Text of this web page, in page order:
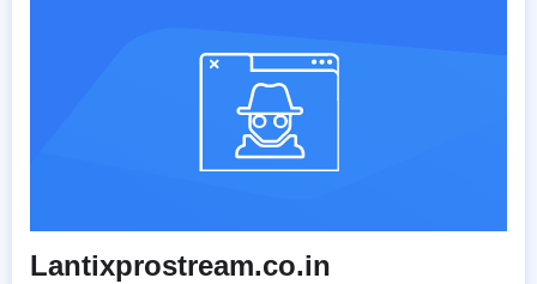
Lantixprostream.co.in